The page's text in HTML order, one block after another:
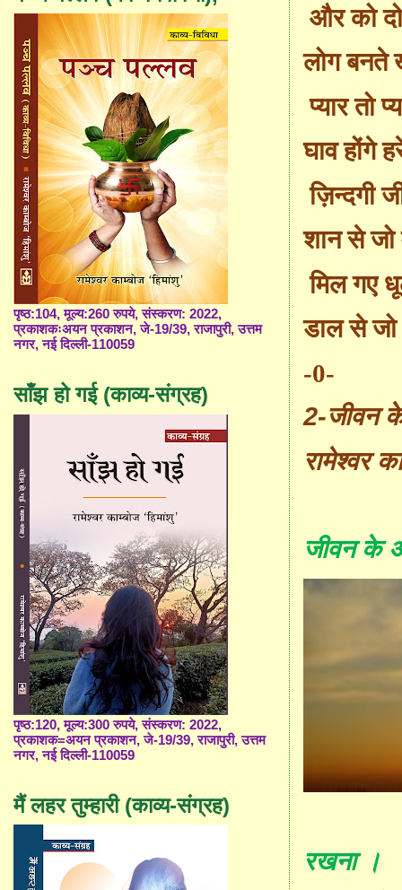
और को
लोग बनते
प्यार तो
घाव होंगे
ज़िन्दगी
शान से
मिल गए
डाल से
-0-
2-जीवन
रामेश्वर
जीवन के
रखना ।
पृष्ठ:104, मूल्य:260 रुपये, संस्करण: 2022,
प्रकाशकःअयन प्रकाशन, जे-19/39, राजापुरी, उत्तम
नगर, नई दिल्ली-110059
साँझ हो गई (काव्य-संग्रह)
पृष्ठ:120, मूल्य:300 रुपये, संस्करण: 2022,
प्रकाशक=अयन प्रकाशन, जे-19/39, राजापुरी, उत्तम
नगर, नई दिल्ली-110059
मैं लहर तुम्हारी (काव्य-संग्रह)